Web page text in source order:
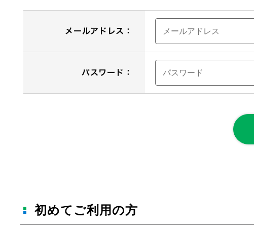
メールアドレス：
パスワード：
初めてご利用の方